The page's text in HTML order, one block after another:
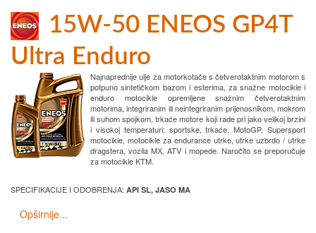
15W-50 ENEOS GP4T
Ultra Enduro
Najnaprednije ulje za motorkotače s četverotaktnim motorom s
potpuno sintetičkom bazom i esterima, za snažne motocikle i
enduro motocikle opremljene snažnim četverotaktnim
motorima, integriranim ili neintegriranim prijenosnikom, mokrom
ili suhom spojkom, trkaće motore koji rade pri jako velikoj brzini
i visokoj temperaturi: sportske, trkaće, MotoGP, Supersport
motocikle, motocikle za endurance utrke, utrke uzbrdo / utrke
dragstera, vozila MX, ATV i mopede. Naročito se preporučuje
za motocikle KTM.
SPECIFIKACIJE I ODOBRENJA: API SL, JASO MA
Opširnije...